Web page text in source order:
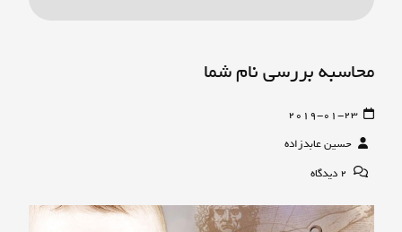
محاسبه بررسی نام شما
2019-01-23
حسین عابدزاده
2 دیدگاه
برای
بررسی